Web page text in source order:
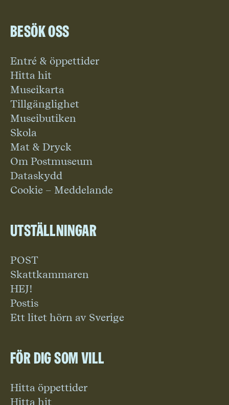
Besök oss
Entré & öppettider
Hitta hit
Museikarta
Tillgänglighet
Museibutiken
Skola
Mat & Dryck
Om Postmuseum
Dataskydd
Cookie – Meddelande
Utställningar
POST
Skattkammaren
HEJ!
Postis
Ett litet hörn av Sverige
För dig som vill
Hitta öppettider
Hitta hit